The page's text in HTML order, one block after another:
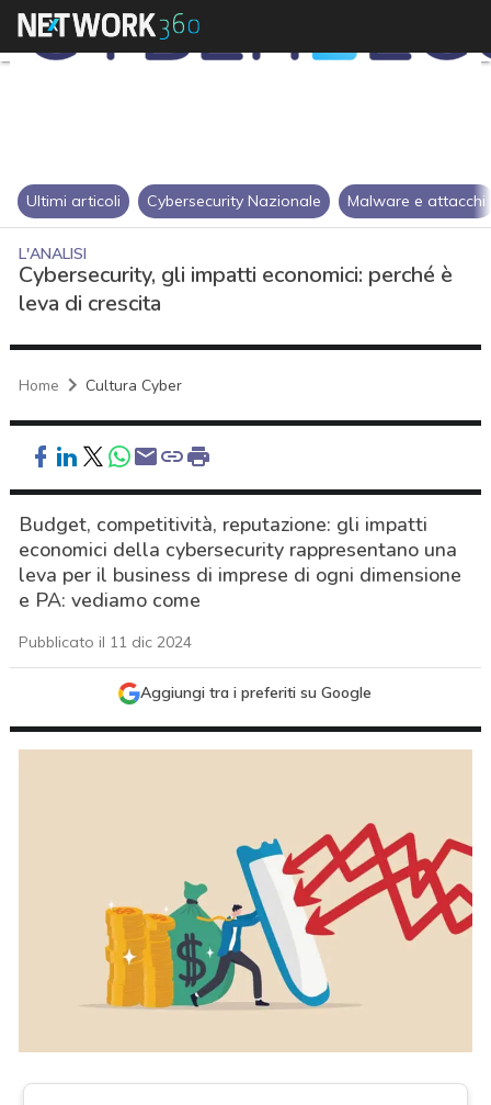
Ultimi articoli Cybersecurity Nazionale Malware e attacchi
L'ANALISI
Cybersecurity, gli impatti economici: perché è
leva di crescita
Home Cultura Cyber
Budget, competitività, reputazione: gli impatti
economici della cybersecurity rappresentano una
leva per il business di imprese di ogni dimensione
e PA: vediamo come
Pubblicato il 11 dic 2024
Aggiungi tra i preferiti su Google